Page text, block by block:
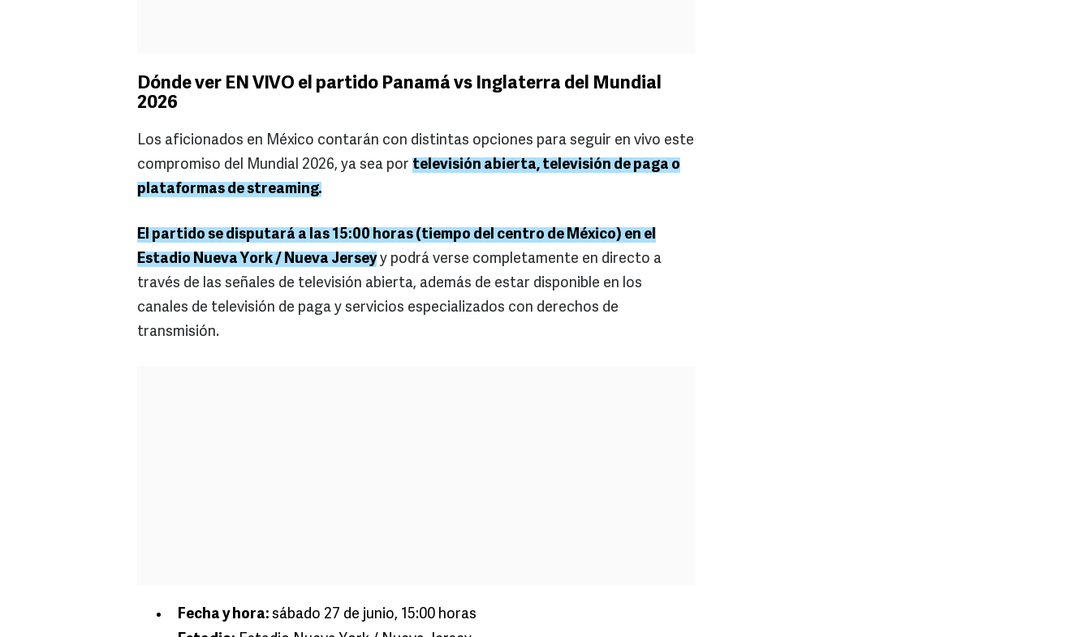
Dónde ver EN VIVO el partido Panamá vs Inglaterra del Mundial
2026
Los aficionados en México contarán con distintas opciones para seguir en vivo este
compromiso del Mundial 2026, ya sea por televisión abierta, televisión de paga o
plataformas de streaming.
El partido se disputará a las 15:00 horas (tiempo del centro de México) en el
Estadio Nueva York / Nueva Jerseyy podrá verse completamente en directo a
través de las señales de televisión abierta, además de estar disponible en los
canales de televisión de paga y servicios especializados con derechos de
transmisión.
Fecha y hora: sábado 27 de junio, 15:00 horas